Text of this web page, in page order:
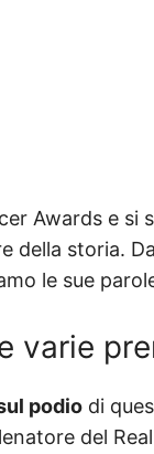
Awards e
della storia.
le sue
varie
podio di
del